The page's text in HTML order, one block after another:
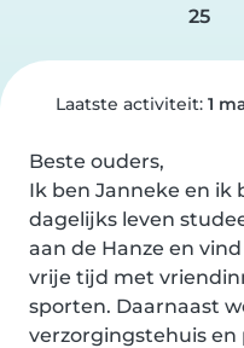
25
Laatste activiteit: 1
Beste ouders,
Ik ben Janneke en ik
dagelijks leven
aan de Hanze en
vrije tijd met
sporten. Daarnaast
verzorgingstehuis en